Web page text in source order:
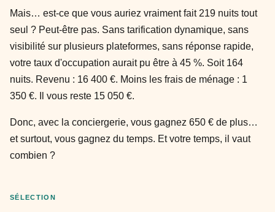
Mais… est-ce que vous auriez vraiment fait 219 nuits tout
seul ? Peut-être pas. Sans tarification dynamique, sans
visibilité sur plusieurs plateformes, sans réponse rapide,
votre taux d'occupation aurait pu être à 45 %. Soit 164
nuits. Revenu : 16 400 €. Moins les frais de ménage : 1
350 €. Il vous reste 15 050 €.
Donc, avec la conciergerie, vous gagnez 650 € de plus…
et surtout, vous gagnez du temps. Et votre temps, il vaut
combien ?
SÉLECTION